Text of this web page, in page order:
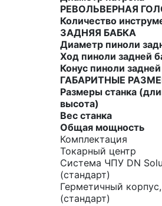
РЕВОЛЬВЕРНАЯ
Количество
ЗАДНЯЯ БАБКА
Диаметр пиноли
Ход пиноли задней
Конус пиноли
ГАБАРИТНЫЕ
Размеры станка
высота)
Вес станка
Общая мощность
Комплектация
Токарный центр
Система ЧПУ DN
(стандарт)
Герметичный
(стандарт)